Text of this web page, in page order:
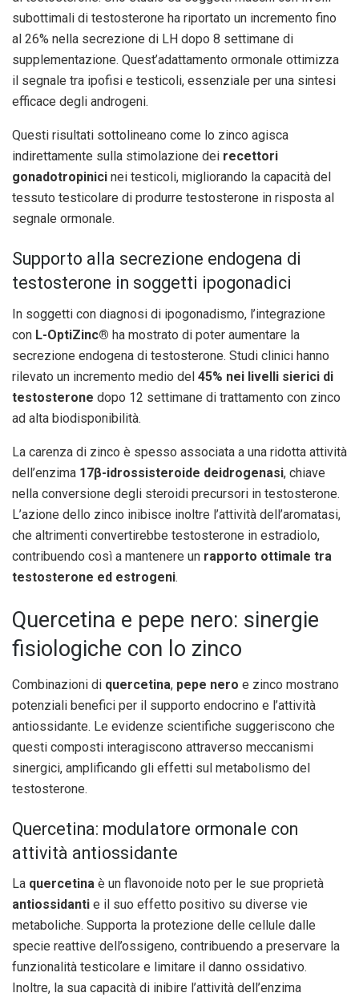
subottimali di testosterone ha riportato un incremento fino
al 26% nella secrezione di LH dopo 8 settimane di
supplementazione. Quest’adattamento ormonale ottimizza
il segnale tra ipofisi e testicoli, essenziale per una sintesi
efficace degli androgeni.
Questi risultati sottolineano come lo zinco agisca
indirettamente sulla stimolazione dei recettori
gonadotropinici nei testicoli, migliorando la capacità del
tessuto testicolare di produrre testosterone in risposta al
segnale ormonale.
Supporto alla secrezione endogena di
testosterone in soggetti ipogonadici
In soggetti con diagnosi di ipogonadismo, l’integrazione
con L-OptiZinc® ha mostrato di poter aumentare la
secrezione endogena di testosterone. Studi clinici hanno
rilevato un incremento medio del 45% nei livelli sierici di
testosterone dopo 12 settimane di trattamento con zinco
ad alta biodisponibilità.
La carenza di zinco è spesso associata a una ridotta attività
dell’enzima 17β-idrossisteroide deidrogenasi, chiave
nella conversione degli steroidi precursori in testosterone.
L’azione dello zinco inibisce inoltre l’attività dell’aromatasi,
che altrimenti convertirebbe testosterone in estradiolo,
contribuendo così a mantenere un rapporto ottimale tra
testosterone ed estrogeni.
Quercetina e pepe nero: sinergie
fisiologiche con lo zinco
Combinazioni di quercetina, pepe nero e zinco mostrano
potenziali benefici per il supporto endocrino e l’attività
antiossidante. Le evidenze scientifiche suggeriscono che
questi composti interagiscono attraverso meccanismi
sinergici, amplificando gli effetti sul metabolismo del
testosterone.
Quercetina: modulatore ormonale con
attività antiossidante
La quercetina è un flavonoide noto per le sue proprietà
antiossidanti e il suo effetto positivo su diverse vie
metaboliche. Supporta la protezione delle cellule dalle
specie reattive dell’ossigeno, contribuendo a preservare la
funzionalità testicolare e limitare il danno ossidativo.
Inoltre, la sua capacità di inibire l’attività dell’enzima